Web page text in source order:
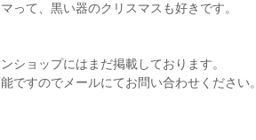
って、黒い器のクリスマスも好きです。
ショップにはまだ掲載しております。
ですのでメールにてお問い合わせください。